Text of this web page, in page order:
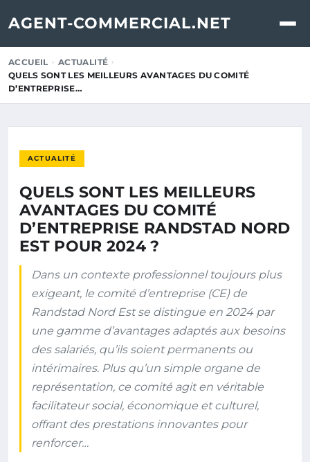
AGENT-COMMERCIAL.NET
ACCUEIL
ACTUALITÉ
QUELS SONT LES MEILLEURS AVANTAGES DU COMITÉ
D’ENTREPRISE…
ACTUALITÉ
QUELS SONT LES MEILLEURS
AVANTAGES DU COMITÉ
D’ENTREPRISE RANDSTAD NORD
EST POUR 2024 ?
Dans un contexte professionnel toujours plus
exigeant, le comité d’entreprise (CE) de
Randstad Nord Est se distingue en 2024 par
une gamme d’avantages adaptés aux besoins
des salariés, qu’ils soient permanents ou
intérimaires. Plus qu’un simple organe de
représentation, ce comité agit en véritable
facilitateur social, économique et culturel,
offrant des prestations innovantes pour
renforcer…